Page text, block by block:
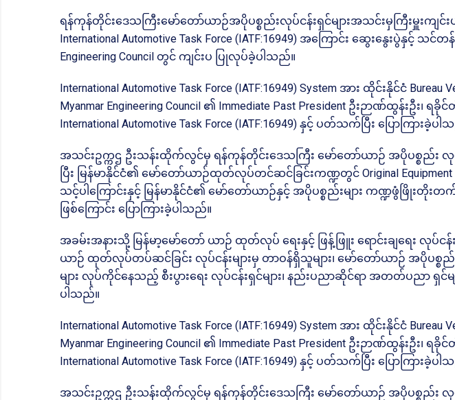
ရန်ကုန်တိုင်းဒေသကြီးမော်တော်ယာဉ်အပိုပစ္စည်းလုပ်ငန်းရှင်များအသင်းမှကြီး
International Automotive Task Force (IATF:16949) အကြောင်း ဆွေးနွေးပွဲနှင့်
Engineering Council တွင် ကျင်းပ ပြုလုပ်ခဲ့ပါသည်။
International Automotive Task Force (IATF:16949) System အား ထိုင်းနိုင်ငံ
Myanmar Engineering Council ၏ Immediate Past President ဦးဉာဏ်ထွန်းဦး၊ ရ
International Automotive Task Force (IATF:16949) နှင့် ပတ်သက်ပြီး ပြောကြားခဲ့ပါ
အသင်းဥက္ကဌ ဦးသန်းထိုက်လွင်မှ ရန်ကုန်တိုင်းဒေသကြီး မော်တော်ယာဉ် အပိုပစ္စည်း လုပ်
ပြီး မြန်မာနိုင်ငံ၏ မော်တော်ယာဉ်ထုတ်လုပ်တင်ဆင်ခြင်းကဏ္ဍတွင် Original
သင့်ပါကြောင်းနှင့် မြန်မာနိုင်ငံ၏ မော်တော်ယာဉ်နှင့် အပိုပစ္စည်းများ ကဏ္ဍဖွံဖြို
ဖြစ်ကြောင်း ပြောကြားခဲ့ပါသည်။
အခမ်းအနားသို့ မြန်မာ့မော်တော် ယာဉ် ထုတ်လုပ် ရေးနှင့် ဖြန့်ဖြူး ရောင်းချရေး လုပ်ငန်း
ယာဉ် ထုတ်လုပ်တပ်ဆင်ခြင်း လုပ်ငန်းများမှ တာဝန်ရှိသူများ၊ မော်တော်ယာဉ် အပိုပစ္စည်
များ လုပ်ကိုင်နေသည့် စီးပွားရေး လုပ်ငန်းရှင်များ၊ နည်းပညာဆိုင်ရာ အတတ်ပညာ ရှင်
ပါသည်။
International Automotive Task Force (IATF:16949) System အား ထိုင်းနိုင်ငံ
Myanmar Engineering Council ၏ Immediate Past President ဦးဉာဏ်ထွန်းဦး၊ ရ
International Automotive Task Force (IATF:16949) နှင့် ပတ်သက်ပြီး ပြောကြားခဲ့ပါ
အသင်းဥက္ကဌ ဦးသန်းထိုက်လွင်မှ ရန်ကုန်တိုင်းဒေသကြီး မော်တော်ယာဉ် အပိုပစ္စည်း လုပ်